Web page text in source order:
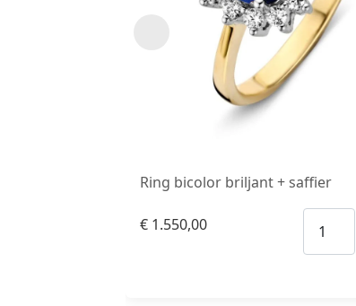
Ring bicolor briljant + saffier
€ 1.550,00